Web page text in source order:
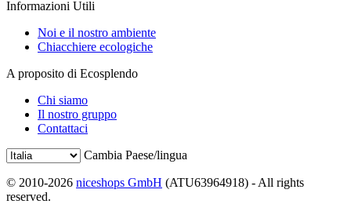
Informazioni Utili
Noi e il nostro ambiente
Chiacchiere ecologiche
A proposito di Ecosplendo
Chi siamo
Il nostro gruppo
Contattaci
Cambia Paese/lingua
© 2010-2026 niceshops GmbH (ATU63964918) - All rights
reserved.